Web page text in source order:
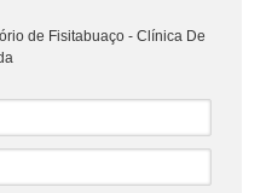
de Fisitabuaço - Clínica De